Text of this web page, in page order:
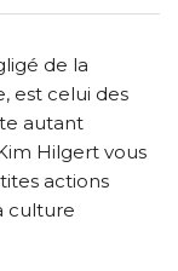
de la
est celui des
autant
Hilgert vous
actions
culture